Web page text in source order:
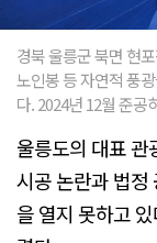
경북 울릉군 북면 현
노인봉 등 자연적 풍
다. 2024년 12월 준공
울릉도의 대표
시공 논란과 법정
을 열지 못하고